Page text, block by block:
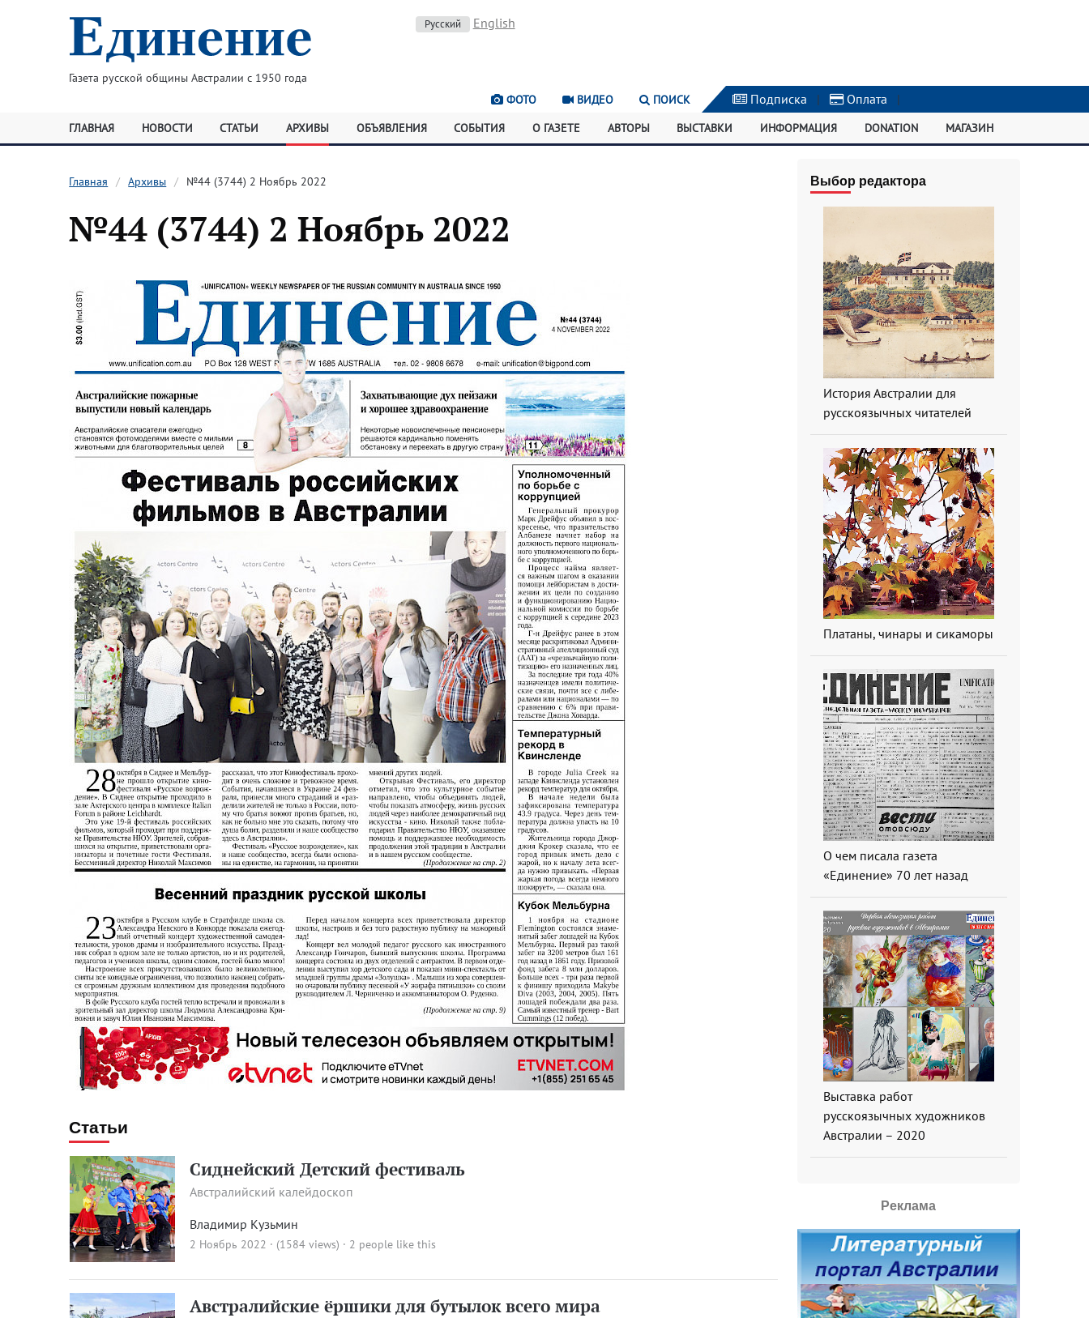
Газета русской общины Австралии с 1950 года
Русский English
ФОТО ВИДЕО ПОИСК Подписка | Оплата |
ГЛАВНАЯ НОВОСТИ СТАТЬИ АРХИВЫ ОБЪЯВЛЕНИЯ СОБЫТИЯ О ГАЗЕТЕ АВТОРЫ ВЫСТАВКИ ИНФОРМАЦИЯ DONATION МАГАЗИН
Главная Архивы №44 (3744) 2 Ноябрь 2022
№44 (3744) 2 Ноябрь 2022
Статьи
Сиднейский Детский фестиваль
Австралийский калейдоскоп
Владимир Кузьмин
2 Ноябрь 2022 · (1584 views) · 2 people like this
Австралийские ёршики для бутылок всего мира
Выбор редактора
История Австралии для
русскоязычных читателей
Платаны, чинары и сикаморы
О чем писала газета
«Единение» 70 лет назад
Выставка работ
русскоязычных художников
Австралии – 2020
Реклама